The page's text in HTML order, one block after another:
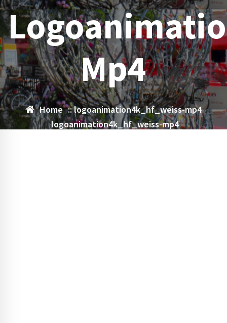
Mp4
Home ::logoanimation4k_hf_weiss-mp4
logoanimation4k_hf_weiss-mp4